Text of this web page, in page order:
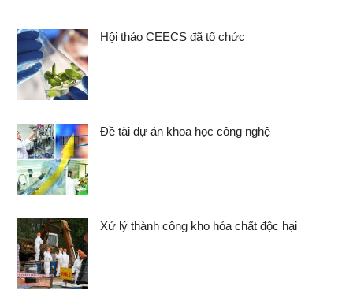
Hội thảo CEECS đã tổ chức
Đề tài dự án khoa học công nghệ
Xử lý thành công kho hóa chất độc hại